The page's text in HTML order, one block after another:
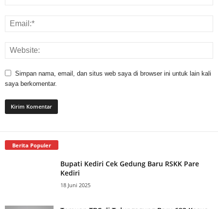
Simpan nama, email, dan situs web saya di browser ini untuk lain kali
saya berkomentar.
Berita Populer
Bupati Kediri Cek Gedung Baru RSKK Pare
Kediri
18 Juni 2025